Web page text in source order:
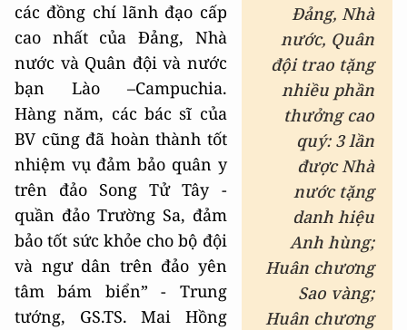
Đảng, Nhà
nước, Quân
đội trao tặng
nhiều phần
thưởng cao
quý: 3 lần
được Nhà
nước tặng
danh hiệu
Anh hùng;
Huân chương
Sao vàng;
Huân chương
các đồng chí lãnh đạo cấp
cao nhất của Đảng, Nhà
nước và Quân đội và nước
bạn Lào –Campuchia.
Hàng năm, các bác sĩ của
BV cũng đã hoàn thành tốt
nhiệm vụ đảm bảo quân y
trên đảo Song Tử Tây -
quần đảo Trường Sa, đảm
bảo tốt sức khỏe cho bộ đội
và ngư dân trên đảo yên
tâm bám biển” - Trung
tướng, GS.TS. Mai Hồng